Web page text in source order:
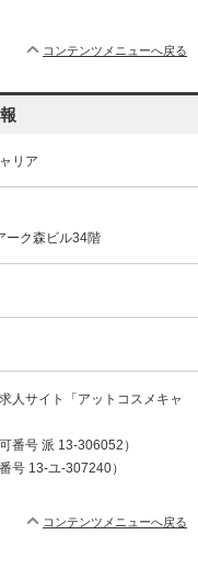
コンテンツメニューへ戻る
リア
ーク森ビル34階
人サイト「アットコスメキャ
番号 派 13-306052）
号 13-ユ-307240）
コンテンツメニューへ戻る